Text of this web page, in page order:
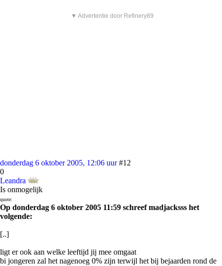
▼ Advertentie door Refinery89
donderdag 6 oktober 2005, 12:06 uur #12
0
Leandra
Is onmogelijk
quote:
Op donderdag 6 oktober 2005 11:59 schreef madjacksss het
volgende:
[..]
ligt er ook aan welke leeftijd jij mee omgaat
bi jongeren zal het nagenoeg 0% zijn terwijl het bij bejaarden rond de